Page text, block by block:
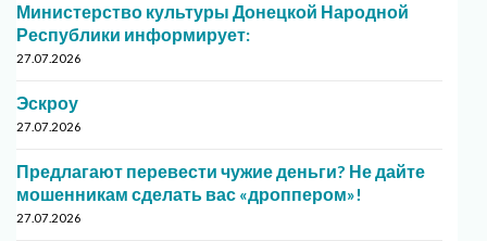
Министерство культуры Донецкой Народной
Республики информирует:
27.07.2026
Эскроу
27.07.2026
Предлагают перевести чужие деньги? Не дайте
мошенникам сделать вас «дроппером»!
27.07.2026